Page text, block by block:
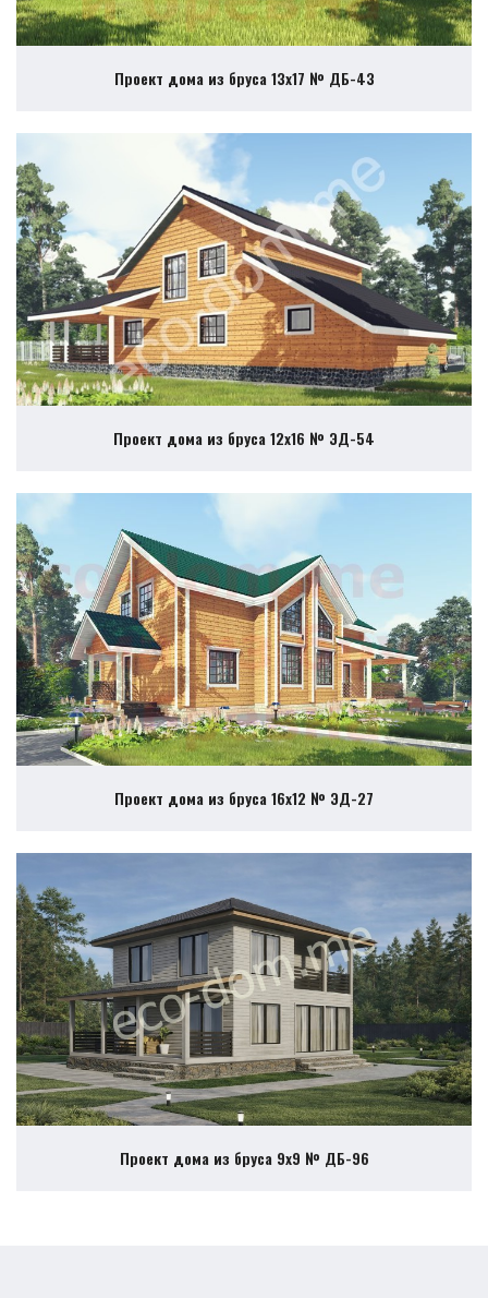
Проект дома из бруса 13х17 № ДБ-43
Проект дома из бруса 12х16 № ЭД-54
Проект дома из бруса 16х12 № ЭД-27
Проект дома из бруса 9х9 № ДБ-96